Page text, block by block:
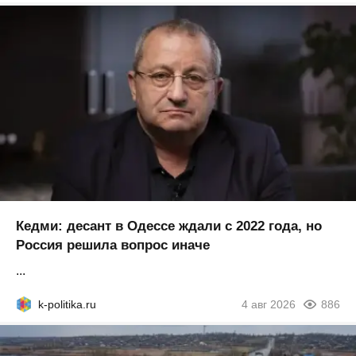
Кедми: десант в Одессе ждали с 2022 года, но
Россия решила вопрос иначе
...
k-politika.ru 4 авг 2026 886